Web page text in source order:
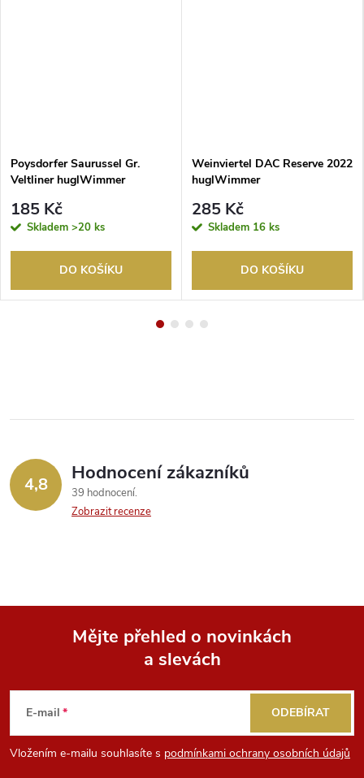
Poysdorfer Saurussel Gr.
Veltliner huglWimmer
185 Kč
Skladem >20 ks
DO KOŠÍKU
Weinviertel DAC Reserve 2022
huglWimmer
285 Kč
Skladem 16 ks
DO KOŠÍKU
4,8 Hodnocení zákazníků
39 hodnocení
Zobrazit recenze
p
Mějte přehled o novinkách
a slevách
E-mail
Vložením e-mailu souhlasíte s podmínkami ochrany osobních údajů
ODEBÍRAT